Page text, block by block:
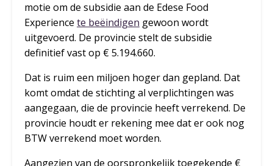
motie om de subsidie aan de Edese Food
Experience te beëindigen gewoon wordt
uitgevoerd. De provincie stelt de subsidie
definitief vast op € 5.194.660.
Dat is ruim een miljoen hoger dan gepland. Dat
komt omdat de stichting al verplichtingen was
aangegaan, die de provincie heeft verrekend. De
provincie houdt er rekening mee dat er ook nog
BTW verrekend moet worden.
Aangezien van de oorspronkelijk toegekende €